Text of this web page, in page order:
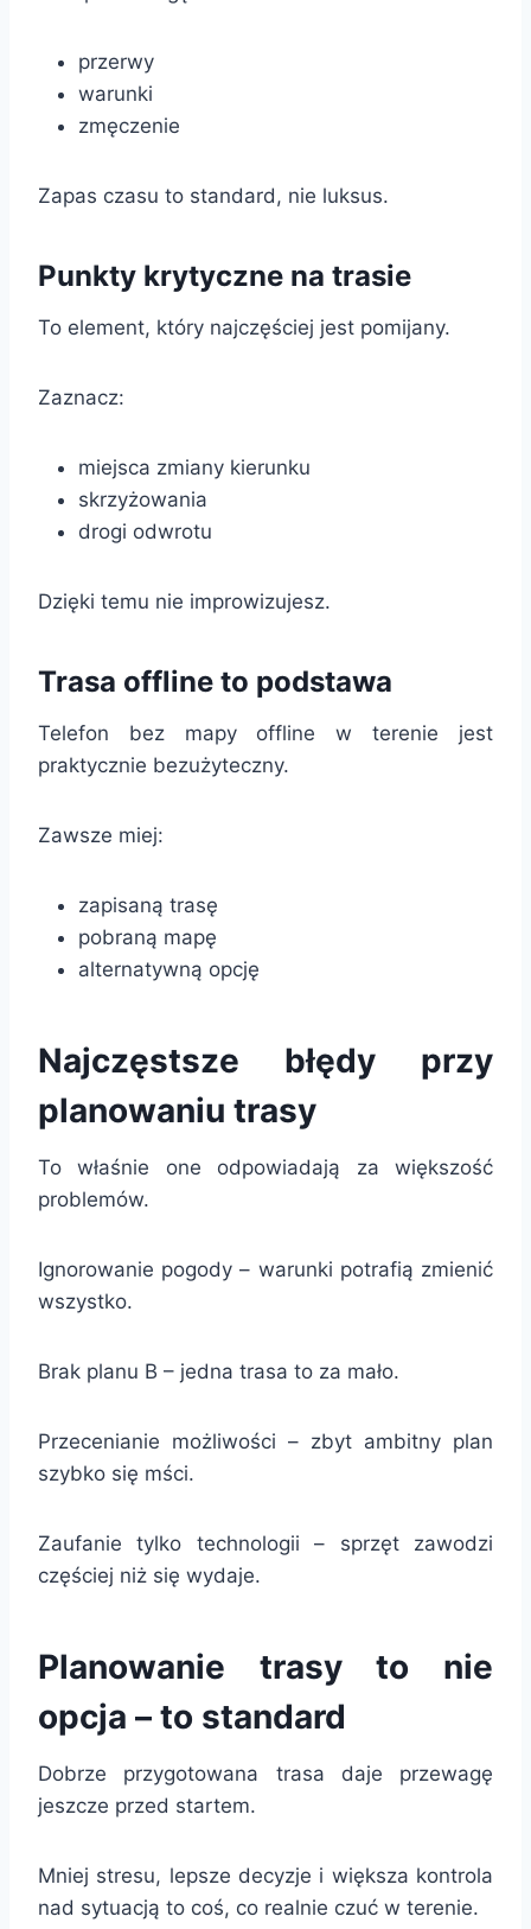
przerwy
warunki
zmęczenie
Zapas czasu to standard, nie luksus.
Punkty krytyczne na trasie
To element, który najczęściej jest pomijany.
Zaznacz:
miejsca zmiany kierunku
skrzyżowania
drogi odwrotu
Dzięki temu nie improwizujesz.
Trasa offline to podstawa
Telefon bez mapy offline w terenie jest
praktycznie bezużyteczny.
Zawsze miej:
zapisaną trasę
pobraną mapę
alternatywną opcję
Najczęstsze błędy przy
planowaniu trasy
To właśnie one odpowiadają za większość
problemów.
Ignorowanie pogody – warunki potrafią zmienić
wszystko.
Brak planu B – jedna trasa to za mało.
Przecenianie możliwości – zbyt ambitny plan
szybko się mści.
Zaufanie tylko technologii – sprzęt zawodzi
częściej niż się wydaje.
Planowanie trasy to nie
opcja – to standard
Dobrze przygotowana trasa daje przewagę
jeszcze przed startem.
Mniej stresu, lepsze decyzje i większa kontrola
nad sytuacją to coś, co realnie czuć w terenie.